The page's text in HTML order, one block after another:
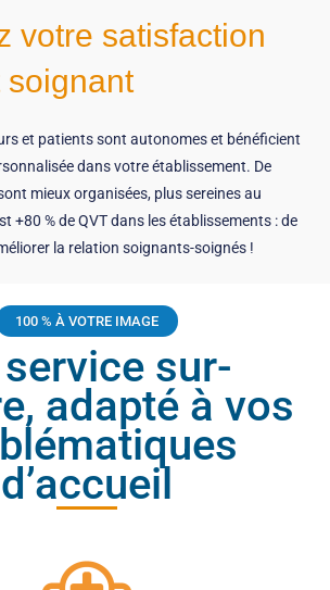
votre satisfaction
soignant
et patients sont autonomes et bénéficient
dans votre établissement. De
mieux organisées, plus sereines au
+80 % de QVT dans les établissements : de
la relation soignants-soignés !
100 % À VOTRE IMAGE
sur-
adapté à vos
d’accueil